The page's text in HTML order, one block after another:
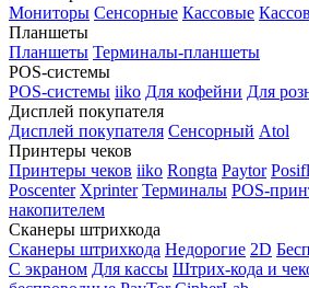
Мониторы Сенсорные Кассовые
Планшеты
Планшеты Терминалы-планшеты
POS-системы
POS-системы iiko Для кофейни Для
Дисплей покупателя
Дисплей покупателя Сенсорный Atol
Принтеры чеков
Принтеры чеков iiko Rongta Paytor
Poscenter Xprinter Терминалы POS-
накопителем
Сканеры штрихкода
Сканеры штрихкода Недорогие 2D
С экраном Для кассы Штрих-кода и